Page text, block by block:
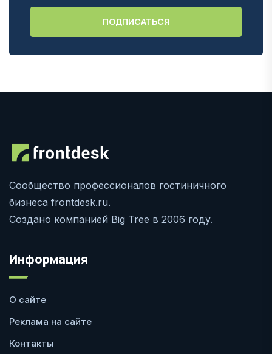
Сообщество профессионалов гостиничного
бизнеса frontdesk.ru.
Создано компанией Big Tree в 2006 году.
Информация
О сайте
Реклама на сайте
Контакты